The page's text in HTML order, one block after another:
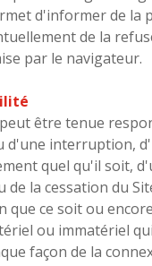
d'informer de la
de la
par le navigateur.
être tenue
d'une interruption,
quel qu'il soit,
de la cessation du
que ce soit ou
ou immatériel
façon de la